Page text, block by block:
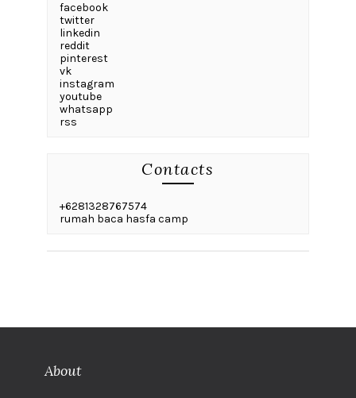
facebook
twitter
linkedin
reddit
pinterest
vk
instagram
youtube
whatsapp
rss
Contacts
+6281328767574
rumah baca hasfa camp
About